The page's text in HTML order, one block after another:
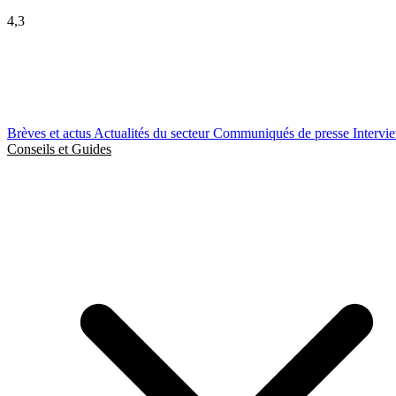
Brèves et actus Actualités du secteurCommuniqués de presse
Conseils et Guides
4,3